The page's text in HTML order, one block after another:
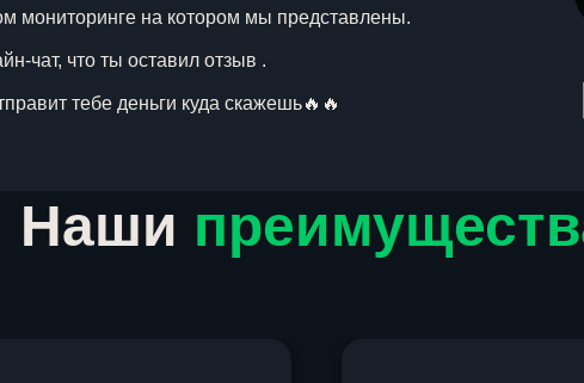
мониторинге на котором мы представлены.
чат, что ты оставил отзыв .
тебе деньги куда скажешь🔥🔥
Наши